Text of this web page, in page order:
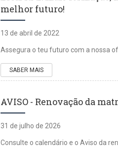
melhor futuro!
13 de abril de 2022
Assegura o teu futuro com a nossa
SABER MAIS
AVISO - Renovação da
31 de julho de 2026
Consulte o calendário e o Aviso da